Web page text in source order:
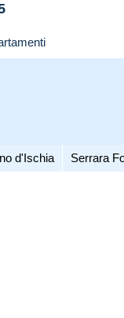
d'Ischia Serrara